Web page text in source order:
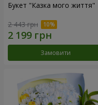
Букет "Казка мого життя"
2 443 грн
Замовити